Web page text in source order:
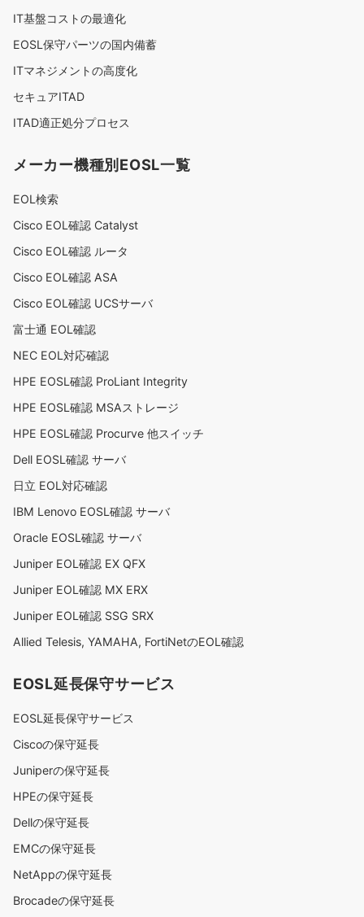
ョ
ン
IT基盤コストの最適化
EOSL保守パーツの国内備蓄
ITマネジメントの高度化
セキュアITAD
ITAD適正処分プロセス
メーカー機種別EOSL一覧
EOL検索
Cisco EOL確認 Catalyst
Cisco EOL確認 ルータ
Cisco EOL確認 ASA
Cisco EOL確認 UCSサーバ
富士通 EOL確認
NEC EOL対応確認
HPE EOSL確認 ProLiant Integrity
HPE EOSL確認 MSAストレージ
HPE EOSL確認 Procurve 他スイッチ
Dell EOSL確認 サーバ
日立 EOL対応確認
IBM Lenovo EOSL確認 サーバ
Oracle EOSL確認 サーバ
Juniper EOL確認 EX QFX
Juniper EOL確認 MX ERX
Juniper EOL確認 SSG SRX
Allied Telesis, YAMAHA, FortiNetのEOL確認
EOSL延長保守サービス
EOSL延長保守サービス
Ciscoの保守延長
Juniperの保守延長
HPEの保守延長
Dellの保守延長
EMCの保守延長
NetAppの保守延長
Brocadeの保守延長